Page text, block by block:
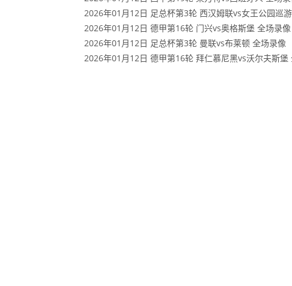
2026年01月12日 足总杯第3轮 西汉姆联vs女王公园巡
2026年01月12日 德甲第16轮 门兴vs奥格斯堡 全场录像
2026年01月12日 足总杯第3轮 曼联vs布莱顿 全场录像
2026年01月12日 德甲第16轮 拜仁慕尼黑vs沃尔夫斯堡